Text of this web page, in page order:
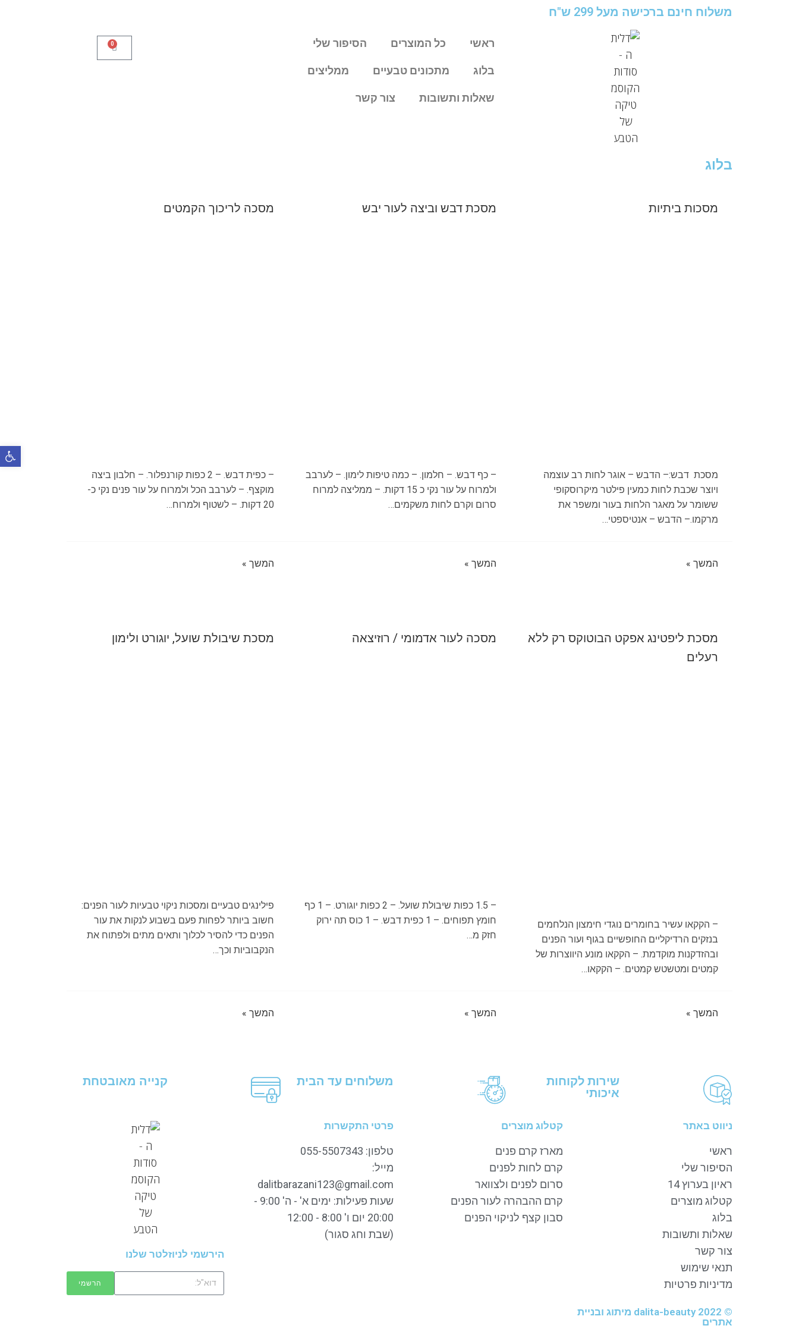
משלוח חינם ברכישה מעל 299 ש"ח
ראשי כל המוצרים הסיפור שלי
בלוג מתכונים טבעיים ממליצים
שאלות ותשובות צור קשר
0
בלוג
מסכות ביתיות
מסכת דבש:– הדבש – אוגר לחות רב עוצמה
ויוצר שכבת לחות כמעין פילטר מיקרוסקופי
ששומר על מאגר הלחות בעור ומשפר את
מרקמו.– הדבש – אנטיספטי…
המשך »
מסכת דבש וביצה לעור יבש
– כף דבש. – חלמון. – כמה טיפות לימון. – לערבב
ולמרוח על עור נקי כ 15 דקות. – ממליצה למרוח
סרום וקרם לחות משקמים…
המשך »
מסכה לריכוך הקמטים
– כפית דבש. – 2 כפות קורנפלור. – חלבון ביצה
מוקצף. – לערבב הכל ולמרוח על עור פנים נקי כ-
20 דקות. – לשטוף ולמרוח…
המשך »
מסכת ליפטינג אפקט הבוטוקס רק ללא
רעלים
– הקקאו עשיר בחומרים נוגדי חימצון הנלחמים
בנזקים הרדיקליים החופשיים בגוף ועור הפנים
ובהזדקנות מוקדמת. – הקקאו מונע היווצרות של
קמטים ומטשטש קמטים. – הקקאו…
המשך »
מסכה לעור אדמומי / רוזיצאה
– 1.5 כפות שיבולת שועל. – 2 כפות יוגורט. – 1 כף
חומץ תפוחים. – 1 כפית דבש. – 1 כוס תה ירוק
חזק מ…
המשך »
מסכת שיבולת שועל, יוגורט ולימון
פילינגים טבעיים ומסכות ניקוי טבעיות לעור הפנים:
חשוב ביותר לפחות פעם בשבוע לנקות את עור
הפנים כדי להסיר לכלוך ותאים מתים ולפתוח את
הנקבוביות וכך…
המשך »
שירות לקוחות
איכותי
משלוחים עד הבית קנייה מאובטחת
ניווט באתר
ראשי
הסיפור שלי
ראיון בערוץ 14
קטלוג מוצרים
בלוג
שאלות ותשובות
צור קשר
תנאי שימוש
מדיניות פרטיות
קטלוג מוצרים
מארז קרם פנים
קרם לחות לפנים
סרום לפנים ולצוואר
קרם ההבהרה לעור הפנים
סבון קצף לניקוי הפנים
פרטי התקשרות
טלפון: 055-5507343
מייל:
dalitbarazani123@gmail.com
שעות פעילות: ימים א' - ה' 9:00 -
20:00 יום ו' 8:00 - 12:00
(שבת וחג סגור)
הירשמי לניוזלטר שלנו
הרשמי
© 2022 dalita-beauty מיתוג ובניית
אתרים